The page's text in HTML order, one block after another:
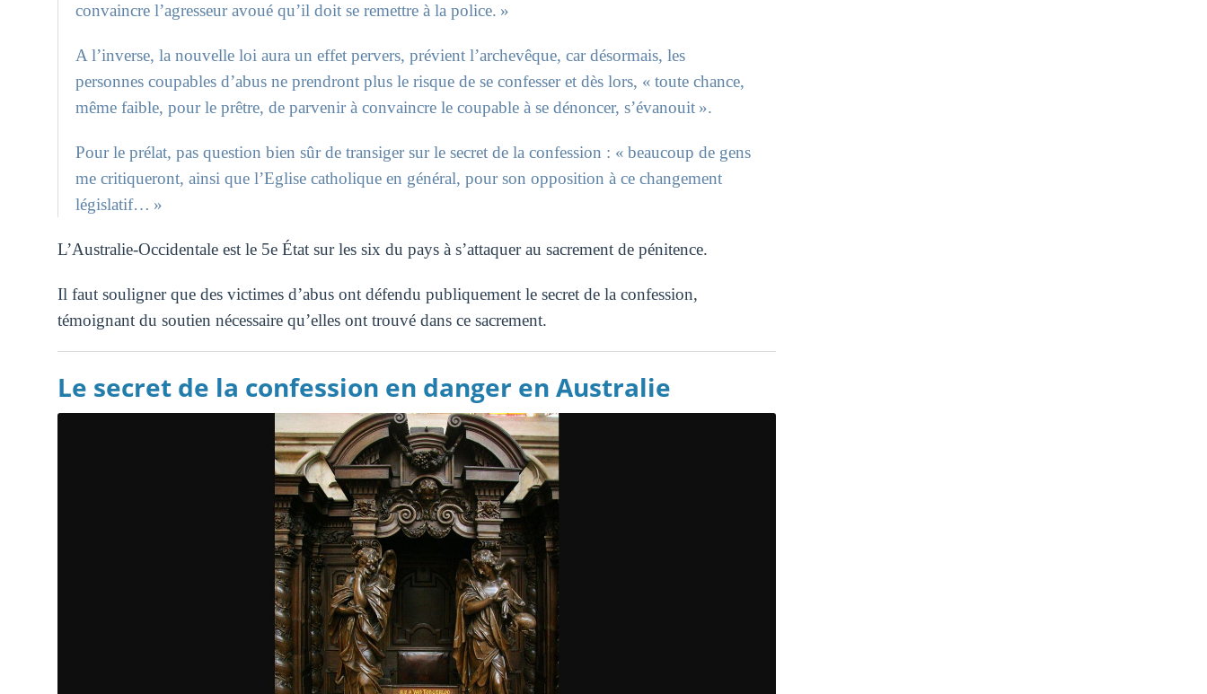
convaincre l’agresseur avoué qu’il doit se remettre à la police. »
A l’inverse, la nouvelle loi aura un effet pervers, prévient l’archevêque, car désormais, les
personnes coupables d’abus ne prendront plus le risque de se confesser et dès lors, « toute chance,
même faible, pour le prêtre, de parvenir à convaincre le coupable à se dénoncer, s’évanouit ».
Pour le prélat, pas question bien sûr de transiger sur le secret de la confession : « beaucoup de gens
me critiqueront, ainsi que l’Eglise catholique en général, pour son opposition à ce changement
législatif… »
L’Australie-Occidentale est le 5e État sur les six du pays à s’attaquer au sacrement de pénitence.
Il faut souligner que des victimes d’abus ont défendu publiquement le secret de la confession,
témoignant du soutien nécessaire qu’elles ont trouvé dans ce sacrement.
Le secret de la confession en danger en Australie